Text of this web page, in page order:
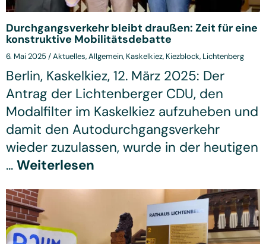
Durchgangsverkehr bleibt draußen: Zeit für eine
konstruktive Mobilitätsdebatte
6. Mai 2025/Aktuelles,Allgemein, Kaskelkiez, Kiezblock, Lichtenberg
Berlin, Kaskelkiez, 12. März 2025: Der
Antrag der Lichtenberger CDU, den
Modalfilter im Kaskelkiez aufzuheben und
damit den Autodurchgangsverkehr
wieder zuzulassen, wurde in der heutigen
... Weiterlesen